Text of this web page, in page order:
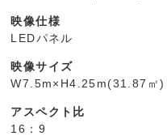
映像仕様
LEDパネル
映像サイズ
W7.5m×H4.25m(31.87㎡)
アスペクト比
16：9